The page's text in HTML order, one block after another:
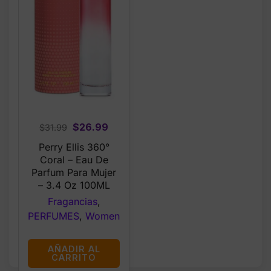
$31.99 Original
price
was:
$31.99.
$26.99
price
$26.99.
Perry Ellis 360°
Coral – Eau De
Parfum Para Mujer
– 3.4 Oz 100ML
Fragancias,
PERFUMES, Women
AÑADIR AL
CARRITO